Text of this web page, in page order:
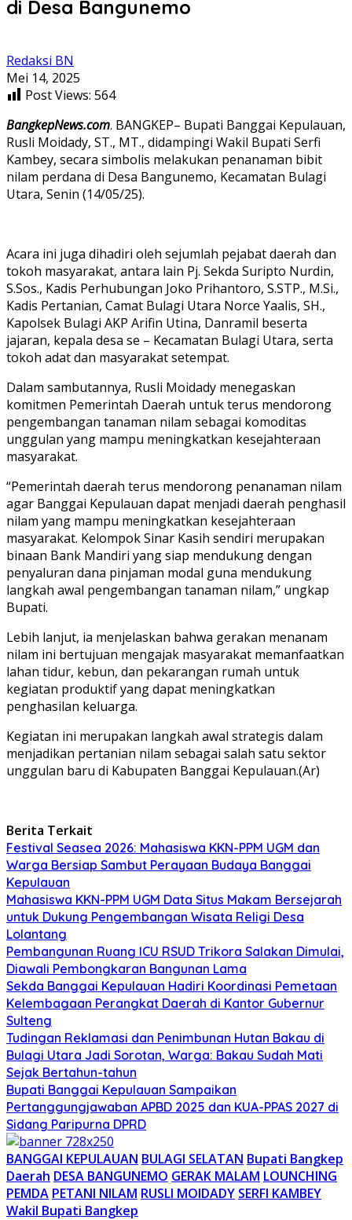
di Desa Bangunemo
Redaksi BN
Mei 14, 2025
Post Views: 564
BangkepNews.com. BANGKEP– Bupati Banggai Kepulauan,
Rusli Moidady, ST., MT., didampingi Wakil Bupati Serfi
Kambey, secara simbolis melakukan penanaman bibit
nilam perdana di Desa Bangunemo, Kecamatan Bulagi
Utara, Senin (14/05/25).
Acara ini juga dihadiri oleh sejumlah pejabat daerah dan
tokoh masyarakat, antara lain Pj. Sekda Suripto Nurdin,
S.Sos., Kadis Perhubungan Joko Prihantoro, S.STP., M.Si.,
Kadis Pertanian, Camat Bulagi Utara Norce Yaalis, SH.,
Kapolsek Bulagi AKP Arifin Utina, Danramil beserta
jajaran, kepala desa se – Kecamatan Bulagi Utara, serta
tokoh adat dan masyarakat setempat.
Dalam sambutannya, Rusli Moidady menegaskan
komitmen Pemerintah Daerah untuk terus mendorong
pengembangan tanaman nilam sebagai komoditas
unggulan yang mampu meningkatkan kesejahteraan
masyarakat.
“Pemerintah daerah terus mendorong penanaman nilam
agar Banggai Kepulauan dapat menjadi daerah penghasil
nilam yang mampu meningkatkan kesejahteraan
masyarakat. Kelompok Sinar Kasih sendiri merupakan
binaan Bank Mandiri yang siap mendukung dengan
penyaluran dana pinjaman modal guna mendukung
langkah awal pengembangan tanaman nilam,” ungkap
Bupati.
Lebih lanjut, ia menjelaskan bahwa gerakan menanam
nilam ini bertujuan mengajak masyarakat memanfaatkan
lahan tidur, kebun, dan pekarangan rumah untuk
kegiatan produktif yang dapat meningkatkan
penghasilan keluarga.
Kegiatan ini merupakan langkah awal strategis dalam
menjadikan pertanian nilam sebagai salah satu sektor
unggulan baru di Kabupaten Banggai Kepulauan.(Ar)
Berita Terkait
Festival Seasea 2026: Mahasiswa KKN-PPM UGM dan
Warga Bersiap Sambut Perayaan Budaya Banggai
Kepulauan
Mahasiswa KKN-PPM UGM Data Situs Makam Bersejarah
untuk Dukung Pengembangan Wisata Religi Desa
Lolantang
Pembangunan Ruang ICU RSUD Trikora Salakan Dimulai,
Diawali Pembongkaran Bangunan Lama
Sekda Banggai Kepulauan Hadiri Koordinasi Pemetaan
Kelembagaan Perangkat Daerah di Kantor Gubernur
Sulteng
Tudingan Reklamasi dan Penimbunan Hutan Bakau di
Bulagi Utara Jadi Sorotan, Warga: Bakau Sudah Mati
Sejak Bertahun-tahun
Bupati Banggai Kepulauan Sampaikan
Pertanggungjawaban APBD 2025 dan KUA-PPAS 2027 di
Sidang Paripurna DPRD
BANGGAI KEPULAUAN BULAGI SELATAN Bupati Bangkep
Daerah DESA BANGUNEMO GERAK MALAM LOUNCHING
PEMDA PETANI NILAM RUSLI MOIDADY SERFI KAMBEY
Wakil Bupati Bangkep